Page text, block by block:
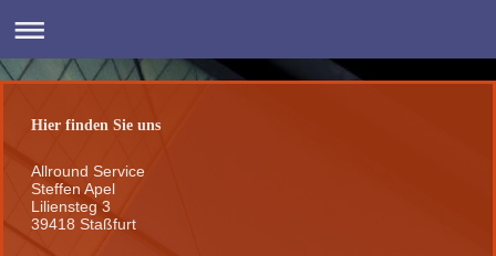
Hier finden Sie uns
Allround Service
Steffen Apel
Liliensteg 3
39418 Staßfurt